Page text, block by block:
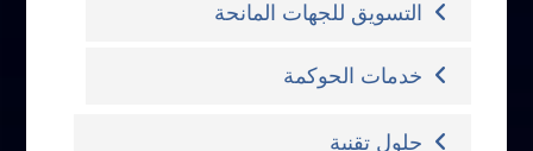
التسويق للجهات المانحة
خدمات الحوكمة
حلول تقنية